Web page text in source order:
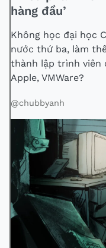
hàng đầu’
Không học đại học
nước thứ ba, làm
thành lập trình viên
Apple, VMWare?
@chubbyanh